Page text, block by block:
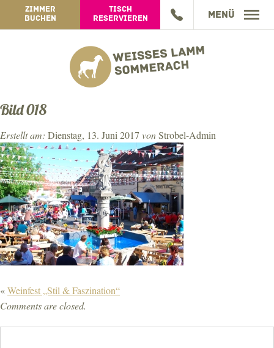
ZIMMER
BUCHEN
TISCH
RESERVIEREN
Menü
GASTHOF
SPEISEN TOGO
HOTEL
ZIMMER
WISSENSWERTES
ARRANGEMENTS
BEWERTUNG
BUCHUNGSANFRAGE
ERLEBEN
WEINGUT
WEINGUT-INFOS
ONLINE-SHOP
JAHRESPROGRAMM
GUTSCHEINE
JOBS
DATENSCHUTZ
Bild 018
Erstellt am: Dienstag, 13. Juni 2017 vonStrobel-Admin
«Weinfest „Stil & Faszination“
Comments are closed.